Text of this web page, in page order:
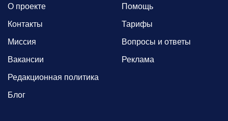
О проекте
Контакты
Миссия
Вакансии
Редакционная политика
Блог
Помощь
Тарифы
Вопросы и ответы
Реклама